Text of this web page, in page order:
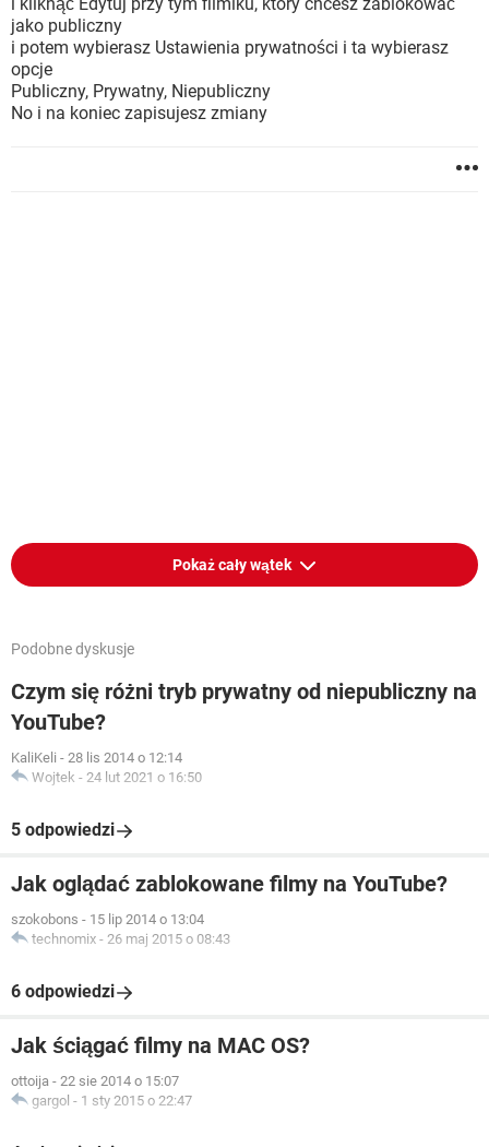
jako publiczny
i potem wybierasz Ustawienia prywatności i ta wybierasz
opcje
Publiczny, Prywatny, Niepubliczny
No i na koniec zapisujesz zmiany
Pokaż cały wątek
Podobne dyskusje
Czym się różni tryb prywatny od niepubliczny na
YouTube?
KaliKeli - 28 lis 2014 o 12:14
Wojtek - 24 lut 2021 o 16:50
5 odpowiedzi
Jak oglądać zablokowane filmy na YouTube?
szokobons - 15 lip 2014 o 13:04
technomix - 26 maj 2015 o 08:43
6 odpowiedzi
Jak ściągać filmy na MAC OS?
ottoija - 22 sie 2014 o 15:07
gargol - 1 sty 2015 o 22:47